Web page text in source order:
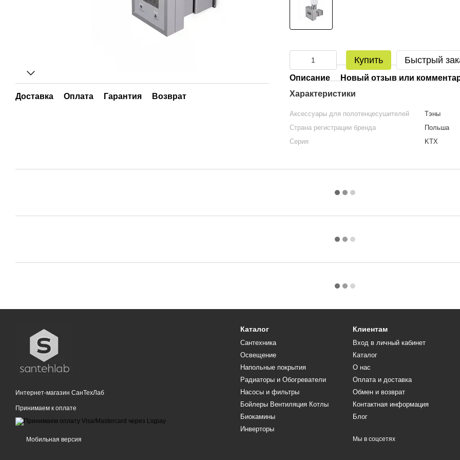
Доставка Оплата Гарантия Возврат
Купить Быстрый
Описание
Новый отзыв или
Характеристики
Аксессуары для полотенцесушителей
Тэны
Страна регистрации бренда
Польша
Серия
KTX
Интернет-магазин СанТехЛаб
Принимаем к оплате
Мобильная версия
Каталог
Сантехника
Освещение
Напольные покрытия
Радиаторы и Обогреватели
Насосы и фильтры
Бойлеры Вентиляция Котлы
Биокамины
Инверторы
Клиентам
Вход в личный кабинет
Каталог
О нас
Оплата и доставка
Обмен и возврат
Контактная информация
Блог
Мы в соцсетях